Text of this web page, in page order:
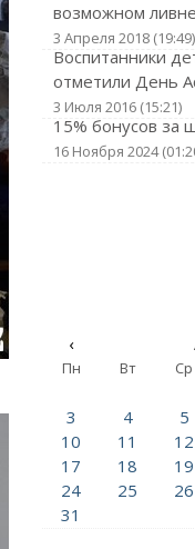
возможном
3 Апреля 2018 (19:49)
Воспитанники
отметили День
3 Июля 2016 (15:21)
15% бонусов за
16 Ноября 2024
‹
Пн Вт Ср
3
4 5
10
11 12
17
18 19
24
25 26
31